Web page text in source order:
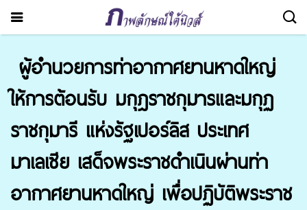
ผู้อำนวยการท่าอากาศยานหาดใหญ่
ให้การต้อนรับ มกุฎราชกุมารและมกุฏ
ราชกุมารี แห่งรัฐเปอร์ลิส ประเทศ
มาเลเซีย เสด็จพระราชดำเนินผ่านท่า
อากาศยานหาดใหญ่ เพื่อปฏิบัติพระราช